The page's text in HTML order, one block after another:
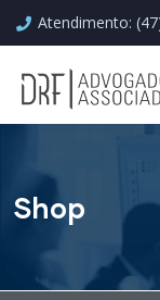
Atendimento:
Shop